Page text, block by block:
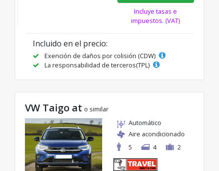
Incluye tasas e
impuestos. (VAT)
Incluido en el precio:
Exención de daños por colisión (CDW)
La responsabilidad de terceros(TPL)
VW Taigo at o similar
Automático
Aire acondicionado
5
4 2